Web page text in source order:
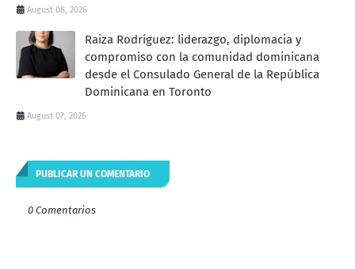
August 08, 2026
Raiza Rodríguez: liderazgo, diplomacia y
compromiso con la comunidad dominicana
desde el Consulado General de la República
Dominicana en Toronto
August 07, 2026
PUBLICAR UN COMENTARIO
0 Comentarios